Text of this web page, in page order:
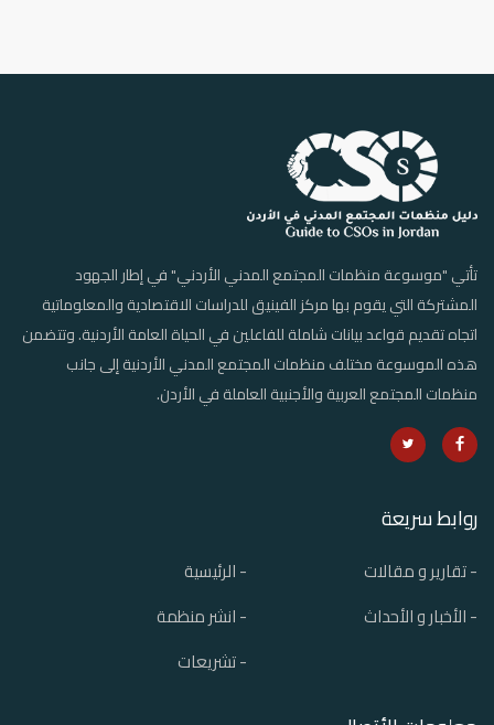
تأتي "موسوعة منظمات المجتمع المدني الأردني" في إطار الجهود
المشتركة التي يقوم بها مركز الفينيق للدراسات الاقتصادية والمعلوماتية
اتجاه تقديم قواعد بيانات شاملة للفاعلين في الحياة العامة الأردنية. وتتضمن
هذه الموسوعة مختلف منظمات المجتمع المدني الأردنية إلى جانب
منظمات المجتمع العربية والأجنبية العاملة في الأردن.
روابط سريعة
- الرئيسية
- تقارير و مقالات
- انشر منظمة
- الأخبار و الأحداث
- تشريعات